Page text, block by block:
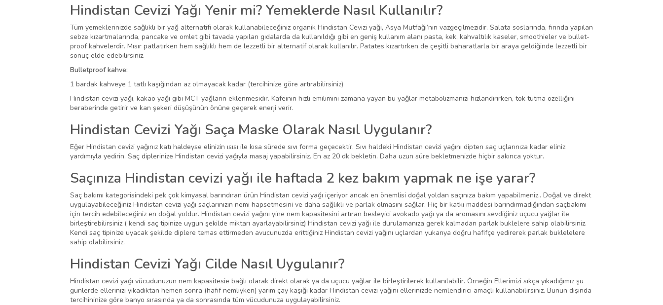
Hindistan Cevizi Yağı Yenir mi? Yemeklerde Nasıl Kullanılır?
Tüm yemeklerinizde sağlıklı bir yağ alternatifi olarak kullanabileceğiniz organik Hindistan Cevizi yağı, Asya Mutfağı’nın vazgeçilmezidir. Salata soslarında, fırında yapılan
sebze kızartmalarında, pancake ve omlet gibi tavada yapılan gıdalarda da kullanıldığı gibi en geniş kullanım alanı pasta, kek, kahvaltılık kaseler, smoothieler ve bullet-
proof kahvelerdir. Mısır patlatırken hem sağlıklı hem de lezzetli bir alternatif olarak kullanılır. Patates kızartırken de çeşitli baharatlarla bir araya geldiğinde lezzetli bir
sonuç elde edebilirsiniz.
Bulletproof kahve:
1 bardak kahveye 1 tatlı kaşığından az olmayacak kadar (tercihinize göre artırabilirsiniz)
Hindistan cevizi yağı, kakao yağı gibi MCT yağların eklenmesidir. Kafeinin hızlı emilimini zamana yayan bu yağlar metabolizmanızı hızlandırırken, tok tutma özelliğini
beraberinde getirir ve kan şekeri düşüşünün önüne geçerek enerji verir.
Hindistan Cevizi Yağı Saça Maske Olarak Nasıl Uygulanır?
Eğer Hindistan cevizi yağınız katı haldeyse elinizin ısısı ile kısa sürede sıvı forma geçecektir. Sıvı haldeki Hindistan cevizi yağını dipten saç uçlarınıza kadar eliniz
yardımıyla yedirin. Saç diplerinize Hindistan cevizi yağıyla masaj yapabilirsiniz. En az 20 dk bekletin. Daha uzun süre bekletmenizde hiçbir sakınca yoktur.
Saçınıza Hindistan cevizi yağı ile haftada 2 kez bakım yapmak ne işe yarar?
Saç bakımı kategorisindeki pek çok kimyasal barındıran ürün Hindistan cevizi yağı içeriyor ancak en önemlisi doğal yoldan saçınıza bakım yapabilmeniz.. Doğal ve direkt
uygulayabileceğiniz Hindistan cevizi yağı saçlarınızın nemi hapsetmesini ve daha sağlıklı ve parlak olmasını sağlar. Hiç bir katkı maddesi barındırmadığından saçbakımı
için tercih edebileceğiniz en doğal yoldur. Hindistan cevizi yağını yine nem kapasitesini artıran besleyici avokado yağı ya da aromasını sevdiğiniz uçucu yağlar ile
birleştirebilirsiniz ( kendi saç tipinize uygun şekilde miktarı ayarlayabilirsiniz) Hindistan cevizi yağı ile durulamanıza gerek kalmadan parlak buklelere sahip olabilirsiniz.
Kendi saç tipinize uyacak şekilde diplere temas ettirmeden avucunuzda erittiğiniz Hindistan cevizi yağını uçlardan yukarıya doğru hafifçe yedirerek parlak buklelelere
sahip olabilirsiniz.
Hindistan Cevizi Yağı Cilde Nasıl Uygulanır?
Hindistan cevizi yağı vücudunuzun nem kapasitesie bağlı olarak direkt olarak ya da uçucu yağlar ile birleştirilerek kullanılabilir. Örneğin Ellerimizi sıkça yıkadığımız şu
günlerde ellerinizi yıkadıktan hemen sonra (hafif nemliyken) yarım çay kaşığı kadar Hindistan cevizi yağını ellerinizde nemlendirici amaçlı kullanabilirsiniz. Bunun dışında
tercihininize göre banyo sırasında ya da sonrasında tüm vücudunuza uygulayabilirsiniz.